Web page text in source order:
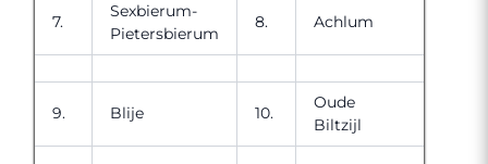
7.
Sexbierum-
Pietersbierum
8. Achlum
9. Blije 10.
Oude
Biltzijl